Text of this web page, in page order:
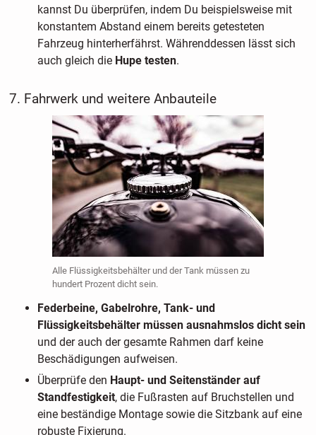
kannst Du überprüfen, indem Du beispielsweise mit
konstantem Abstand einem bereits getesteten
Fahrzeug hinterherfährst. Währenddessen lässt sich
auch gleich die Hupe testen.
7. Fahrwerk und weitere Anbauteile
Alle Flüssigkeitsbehälter und der Tank müssen zu
hundert Prozent dicht sein.
Federbeine, Gabelrohre, Tank- und
Flüssigkeitsbehälter müssen ausnahmslos dicht sein
und der auch der gesamte Rahmen darf keine
Beschädigungen aufweisen.
Überprüfe den Haupt- und Seitenständer auf
Standfestigkeit, die Fußrasten auf Bruchstellen und
eine beständige Montage sowie die Sitzbank auf eine
robuste Fixierung.